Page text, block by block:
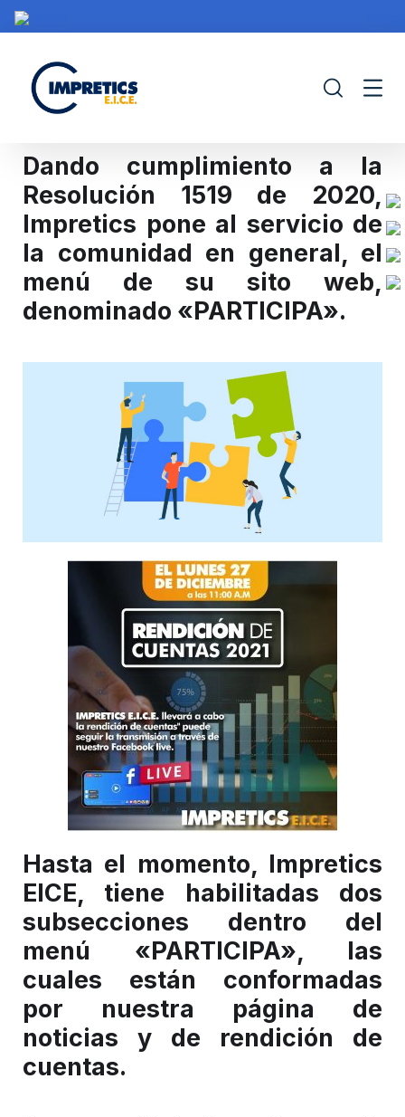
Dando cumplimiento a la
Resolución 1519 de 2020,
Impretics pone al servicio de
la comunidad en general, el
menú de su sito web,
denominado «PARTICIPA».
Hasta el momento, Impretics
EICE, tiene habilitadas dos
subsecciones dentro del
menú «PARTICIPA», las
cuales están conformadas
por nuestra página de
noticias y de rendición de
cuentas.
IMPRETICS PORTAFOLIO CONTRATACIÓN